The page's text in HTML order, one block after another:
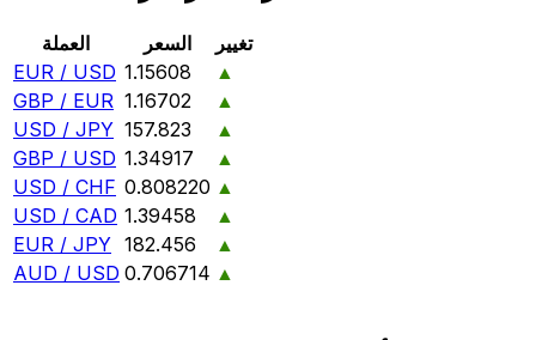
العملة السعر
تغيير
EUR / USD 1.15608
▲
GBP / EUR 1.16702
▲
USD / JPY 157.823
▲
GBP / USD 1.34917
▲
USD / CHF 0.808220 ▲
USD / CAD 1.39458
▲
EUR / JPY 182.456
▲
AUD / USD 0.706714 ▲